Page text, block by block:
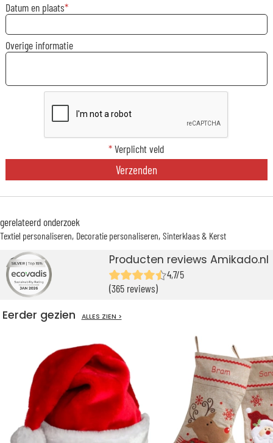
Datum en plaats
Overige informatie
*Verplicht veld
Verzenden
gerelateerd onderzoek
Textiel personaliseren Decoratie personaliseren Sinterklaas & Kerst
Producten reviews Amikado.nl
4,7/5
(365 reviews)
Eerder gezien ALLES ZIEN >